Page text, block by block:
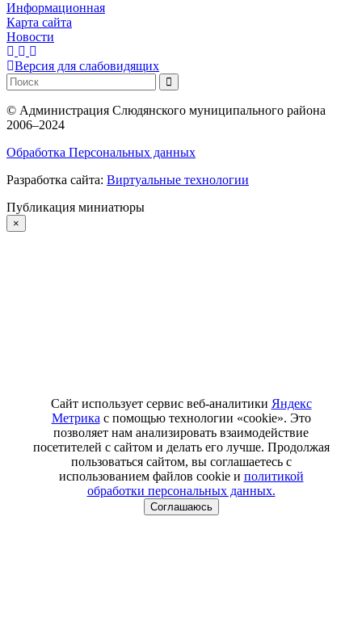
Информационная
Карта сайта
Новости
Версия для слабовидящих
© Администрация Слюдянского муниципального района
2006–2024
Обработка Персональных данных
Разработка сайта: Виртуальные технологии
Публикация миниатюры
×
Сайт использует сервис веб-аналитики Яндекс
Метрика с помощью технологии «cookie». Это
позволяет нам анализировать взаимодействие
посетителей с сайтом и делать его лучше. Продолжая
пользоваться сайтом, вы соглашаетесь с
использованием файлов cookie и политикой
обработки персональных данных.
Соглашаюсь